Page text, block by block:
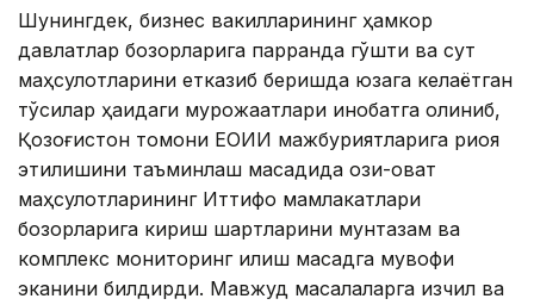
Шунингдек, бизнес вакилларининг ҳамкор
давлатлар бозорларига парранда гўшти ва сут
маҳсулотларини етказиб беришда юзага келаётган
тўсиқлар ҳақидаги мурожаатлари инобатга олиниб,
Қозоғистон томони ЕОИИ мажбуриятларига риоя
этилишини таъминлаш мақсадида озиқ-овқат
маҳсулотларининг Иттифоқ мамлакатлари
бозорларига кириш шартларини мунтазам ва
комплекс мониторинг қилиш мақсадга мувофиқ
эканини билдирди. Мавжуд масалаларга изчил ва